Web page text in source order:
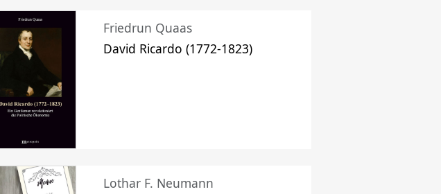
Friedrun Quaas
David Ricardo (1772-1823)
Lothar F. Neumann